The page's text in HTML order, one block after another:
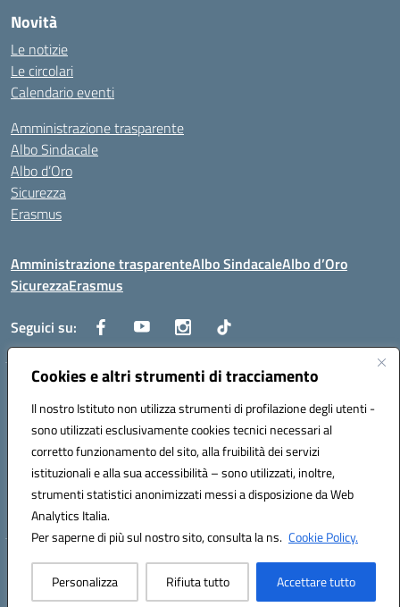
Cookies e altri strumenti di tracciamento
Il nostro Istituto non utilizza strumenti di profilazione degli utenti -
sono utilizzati esclusivamente cookies tecnici necessari al
corretto funzionamento del sito, alla fruibilità dei servizi
istituzionali e alla sua accessibilità – sono utilizzati, inoltre,
strumenti statistici anonimizzati messi a disposizione da Web
Analytics Italia.
Per saperne di più sul nostro sito, consulta la ns. Cookie Policy.
Personalizza Rifiuta tutto Accettare tutto
Novità
Le notizie
Le circolari
Calendario eventi
Amministrazione trasparente
Albo Sindacale
Albo d’Oro
Sicurezza
Erasmus
Amministrazione trasparenteAlbo SindacaleAlbo d’Oro
SicurezzaErasmus
Seguici su:
Centralino:0885.426034 Email:FGTD02000P@istruzione.it
Posta elettronica certificata (PEC):fgtd02000p@pec.istruzione.it
Codice fiscale: 81002930717
Codice meccanografico:FGTD02000P
Codice unico di fatturazione (CUF): UFUN7Y
Hosting & Powered by 3D Solution S.r.l.
Concept & Design by Designers Italia